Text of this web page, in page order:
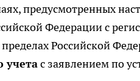
предусмотренных
Федерации с
Российской
учетас заявлением по